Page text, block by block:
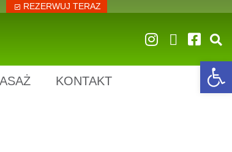
REZERWUJ TERAZ
KONTAKT